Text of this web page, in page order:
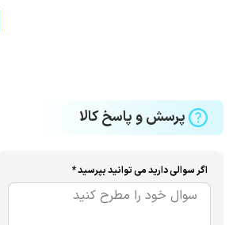
پرسش و پاسخ کالا
اگر سوالی دارید می توانید بپرسید *